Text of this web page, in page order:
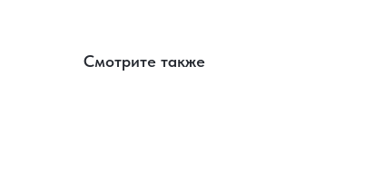
Смотрите также